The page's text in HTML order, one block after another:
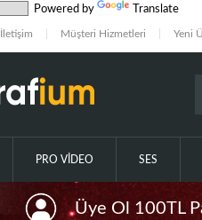
Powered by Translate
İletişim Müşteri Hizmetleri Yeni
PRO VIDEO SES
Üye Ol 100TL